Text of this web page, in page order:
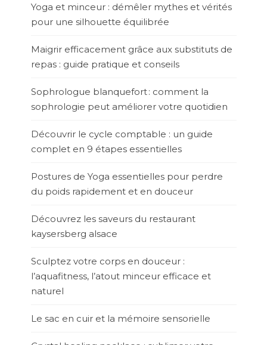
Yoga et minceur : démêler mythes et vérités
pour une silhouette équilibrée
Maigrir efficacement grâce aux substituts de
repas : guide pratique et conseils
Sophrologue blanquefort : comment la
sophrologie peut améliorer votre quotidien
Découvrir le cycle comptable : un guide
complet en 9 étapes essentielles
Postures de Yoga essentielles pour perdre
du poids rapidement et en douceur
Découvrez les saveurs du restaurant
kaysersberg alsace
Sculptez votre corps en douceur :
l’aquafitness, l’atout minceur efficace et
naturel
Le sac en cuir et la mémoire sensorielle